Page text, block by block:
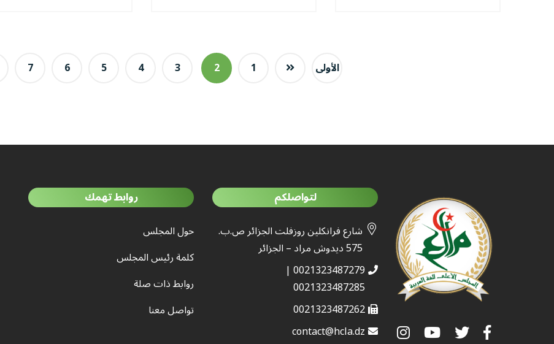
الأولى 1
2
3
4
5
6
7
لتواصلكم
شارع فرانكلين روزفلت الجزائر ص.ب.
575 ديدوش مراد – الجزائر
0021323487279 |
0021323487285
0021323487262
contact@hcla.dz
روابط تهمك
حول المجلس
كلمة رئيس المجلس
روابط ذات صلة
تواصل معنا